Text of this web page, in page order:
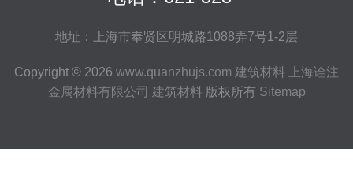
地址：上海市奉贤区明城路1088弄7号1-2层
Copyright © 2026 www.quanzhujs.com 建筑材料
上海诠注
金属材料有限公司 建筑材料 版权所有 Sitemap